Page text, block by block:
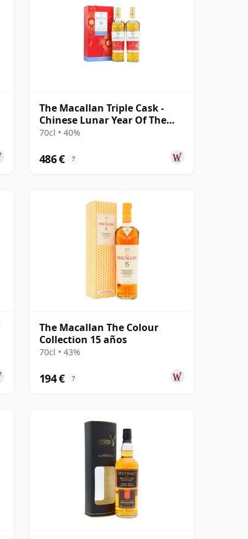
The Macallan Triple Cask -
Chinese Lunar Year Of The
Rat 2020 T 12 años
70cl • 40%
486 € ?
The Macallan The Colour
Collection 15 años
70cl • 43%
194 € ?